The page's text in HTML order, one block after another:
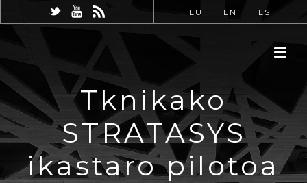
EU EN ES
Tknikako
STRATASYS
ikastaro pilotoa